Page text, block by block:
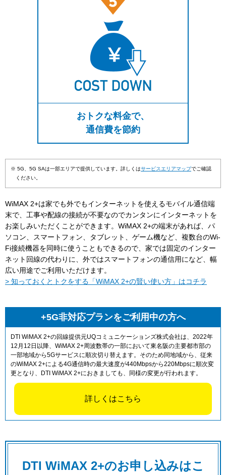
おトクな料金で、
通信費を節約
※ 5G、5G SAは一部エリアで提供しています。詳しくはサービスエリアマップでご確認
ください。
WiMAX 2+は家でも外でもインターネットを使えるモバイル通信端
末で、工事や配線の接続が不要なのでカンタンにインターネットを
お楽しみいただくことができます。WiMAX 2+の端末があれば、パ
ソコン、スマートフォン、タブレット、ゲーム機など、複数台のWi-
Fi接続機器を同時に使うこともできるので、家では固定のインター
ネット回線の代わりに、外ではスマートフォンの通信用になど、幅
広い用途でご利用いただけます。
> 知っておくとトクをする「WiMAX 2+の賢い使い方」はコチラ
+5G非対応プランをご利用中の方へ
DTI WiMAX 2+の回線提供元UQコミュニケーションズ株式会社は、2022年
12月12日以降、WiMAX 2+周波数帯の一部において東名阪の主要都市部の
一部地域から5Gサービスに順次切り替えます。そのため同地域から、従来
のWiMAX 2+による4G通信時の最大速度が440Mbpsから220Mbpsに順次変
更となり、DTI WiMAX 2+におきましても、同様の変更が行われます。
詳しくはこちら
DTI WiMAX 2+のお申し込みはこ